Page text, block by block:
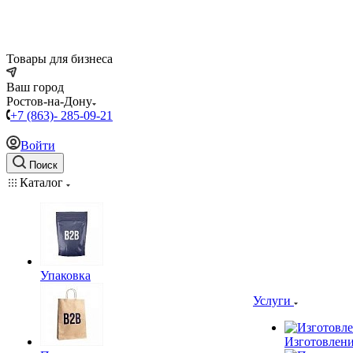
Товары для бизнеса
Ваш город
Ростов-на-Дону
+7 (863)- 285-09-21
Войти
Поиск
Каталог
Упаковка
Услуги